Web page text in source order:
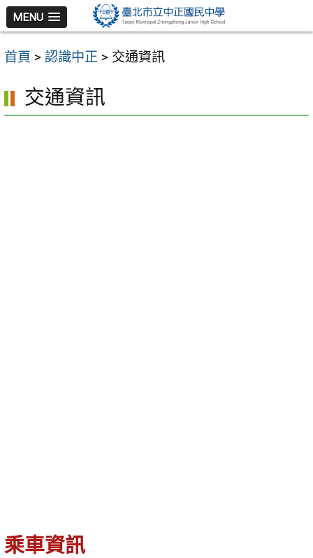
跳
至
主
內
容
MENU
首頁 > 認識中正 > 交通資訊
交通資訊
乘車資訊